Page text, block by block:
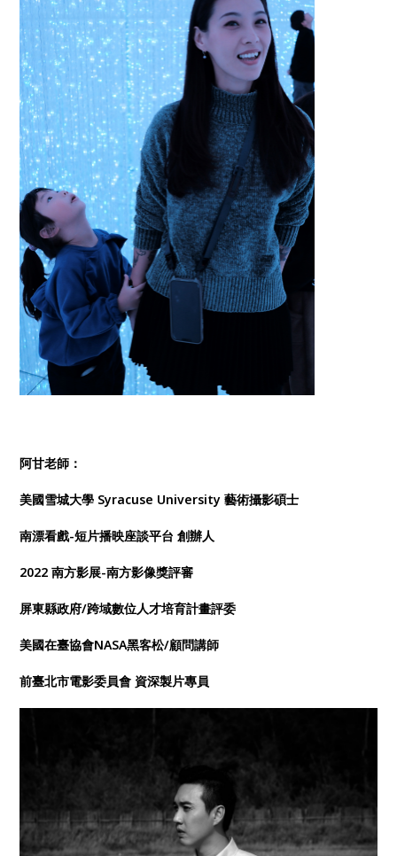
阿甘老師：
美國雪城大學 Syracuse University 藝術攝影碩士
南漂看戲-短片播映座談平台 創辦人
2022 南方影展-南方影像獎評審
屏東縣政府/跨域數位人才培育計畫評委
美國在臺協會NASA黑客松/顧問講師
前臺北市電影委員會 資深製片專員